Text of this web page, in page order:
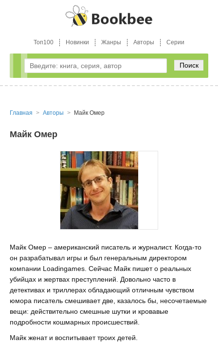
Топ100 Новинки Жанры Авторы Серии
Поиск
Главная Авторы Майк Омер
Майк Омер
Майк Омер – американский писатель и журналист. Когда-то
он разрабатывал игры и был генеральным директором
компании Loadingames. Сейчас Майк пишет о реальных
убийцах и жертвах преступлений. Довольно часто в
детективах и триллерах обладающий отличным чувством
юмора писатель смешивает две, казалось бы, несочетаемые
вещи: действительно смешные шутки и кровавые
подробности кошмарных происшествий.
Майк женат и воспитывает троих детей.